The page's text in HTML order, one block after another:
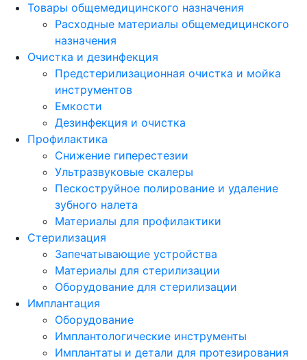
Товары общемедицинского назначения
Расходные материалы общемедицинского
назначения
Очистка и дезинфекция
Предстерилизационная очистка и мойка
инструментов
Емкости
Дезинфекция и очистка
Профилактика
Снижение гиперестезии
Ультразвуковые скалеры
Пескоструйное полирование и удаление
зубного налета
Материалы для профилактики
Стерилизация
Запечатывающие устройства
Материалы для стерилизации
Оборудование для стерилизации
Имплантация
Оборудование
Имплантологические инструменты
Имплантаты и детали для протезирования